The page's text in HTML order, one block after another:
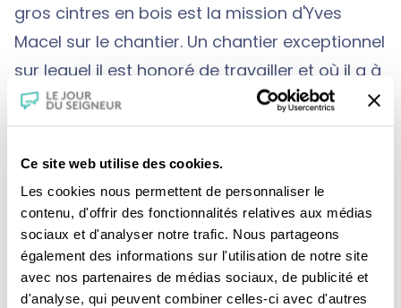
Ce site web utilise des cookies.
Les cookies nous permettent de personnaliser le
contenu, d'offrir des fonctionnalités relatives aux médias
sociaux et d'analyser notre trafic. Nous partageons
également des informations sur l'utilisation de notre site
avec nos partenaires de médias sociaux, de publicité et
d'analyse, qui peuvent combiner celles-ci avec d'autres
gros cintres en bois est la mission d'Yves
Macel sur le chantier. Un chantier exceptionnel
sur lequel il est honoré de travailler et où il a à
cœur de former de jeunes ouvriers.
Je fais un don